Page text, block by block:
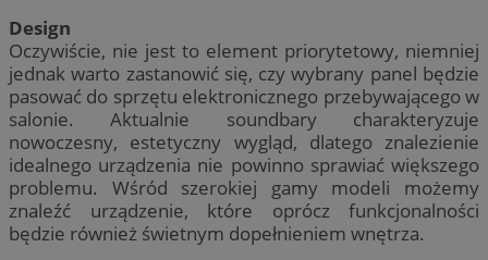
Design
Oczywiście, nie jest to element priorytetowy, niemniej
jednak warto zastanowić się, czy wybrany panel będzie
pasować do sprzętu elektronicznego przebywającego w
salonie. Aktualnie soundbary charakteryzuje
nowoczesny, estetyczny wygląd, dlatego znalezienie
idealnego urządzenia nie powinno sprawiać większego
problemu. Wśród szerokiej gamy modeli możemy
znaleźć urządzenie, które oprócz funkcjonalności
będzie również świetnym dopełnieniem wnętrza.